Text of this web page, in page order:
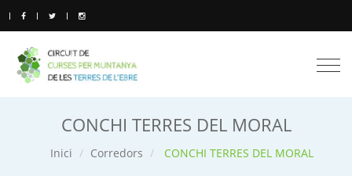
CONCHI TERRES DEL MORAL
Inici Corredors CONCHI TERRES DEL MORAL